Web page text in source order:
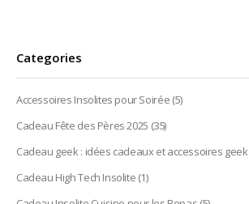
Categories
Accessoires Insolites pour Soirée(5)
Cadeau Fête des Pères 2025 (35)
Cadeau geek : idées cadeaux et accessoires geek
Cadeau High Tech Insolite(1)